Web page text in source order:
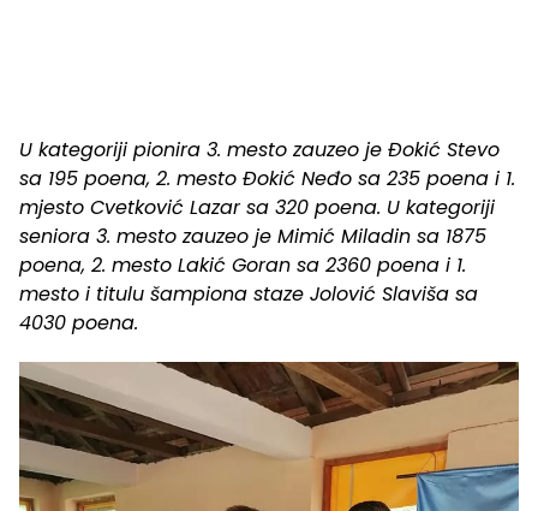
U kategoriji pionira 3. mesto zauzeo je Đokić Stevo
sa 195 poena, 2. mesto Đokić Neđo sa 235 poena i 1.
mjesto Cvetković Lazar sa 320 poena. U kategoriji
seniora 3. mesto zauzeo je Mimić Miladin sa 1875
poena, 2. mesto Lakić Goran sa 2360 poena i 1.
mesto i titulu šampiona staze Jolović Slaviša sa
4030 poena.